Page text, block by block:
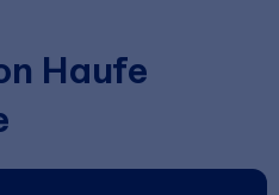
Haufe